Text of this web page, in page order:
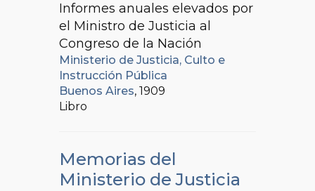
Informes anuales elevados por
el Ministro de Justicia al
Congreso de la Nación
Ministerio de Justicia, Culto e
Instrucción Pública
Buenos Aires, 1909
Libro
Memorias del
Ministerio de Justicia